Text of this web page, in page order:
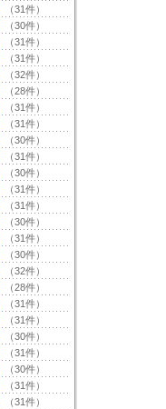
（31件）
（30件）
（31件）
（31件）
（32件）
（28件）
（31件）
（31件）
（30件）
（31件）
（30件）
（31件）
（31件）
（30件）
（31件）
（30件）
（32件）
（28件）
（31件）
（31件）
（30件）
（31件）
（30件）
（31件）
（31件）